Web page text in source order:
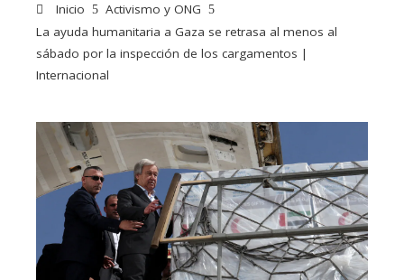
Inicio
Activismo y ONG
La ayuda humanitaria a Gaza se retrasa al menos al
sábado por la inspección de los cargamentos |
Internacional